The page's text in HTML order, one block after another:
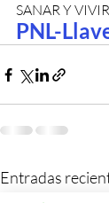
SANAR Y
PNL-
Entradas